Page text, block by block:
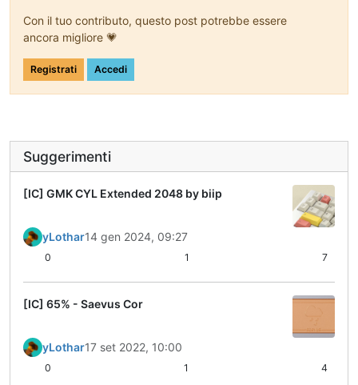
Con il tuo contributo, questo post potrebbe essere
ancora migliore 💗
Registrati Accedi
Suggerimenti
[IC] GMK CYL Extended 2048 by biip
yLothar14 gen 2024, 09:27
0 1 7
[IC] 65% - Saevus Cor
yLothar17 set 2022, 10:00
0 1 4